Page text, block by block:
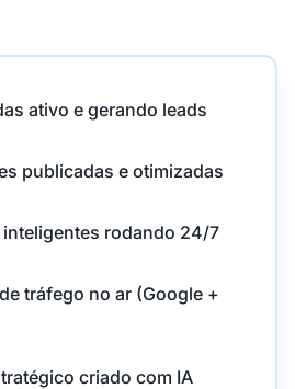
ativo e gerando leads
publicadas e otimizadas
rodando 24/7
tráfego no ar (Google +
criado com IA